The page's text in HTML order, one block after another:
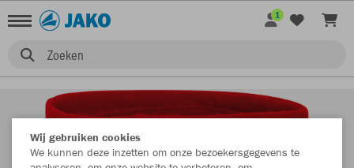
Zoeken
1
Wij gebruiken cookies
We kunnen deze inzetten om onze bezoekersgegevens te